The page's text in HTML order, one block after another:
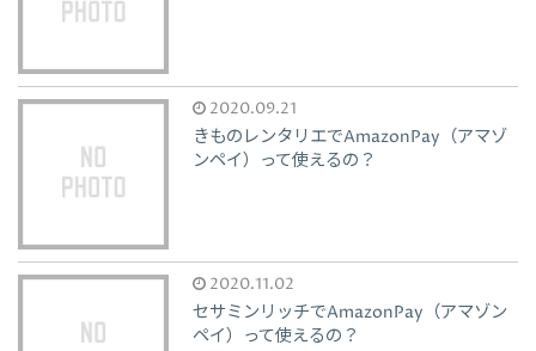
2020.09.21
きものレンタリエでAmazonPay（アマゾ
ンペイ）って使えるの？
2020.11.02
セサミンリッチでAmazonPay（アマゾン
ペイ）って使えるの？